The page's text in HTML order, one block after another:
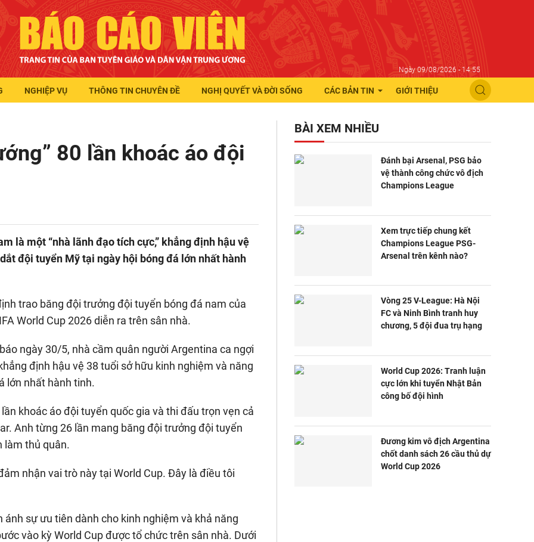
Ngày 09/08/2026 - 14:55
NGHIỆP VỤ THÔNG TIN CHUYÊN ĐỀ NGHỊ QUYẾT VÀ ĐỜI SỐNG CÁC BẢN TIN GIỚI THIỆU
80 lần khoác áo đội
là một “nhà lãnh đạo tích cực,” khẳng định hậu vệ
đội tuyển Mỹ tại ngày hội bóng đá lớn nhất hành
trao băng đội trưởng đội tuyển bóng đá nam của
World Cup 2026 diễn ra trên sân nhà.
ngày 30/5, nhà cầm quân người Argentina ca ngợi
định hậu vệ 38 tuổi sở hữu kinh nghiệm và năng
lớn nhất hành tinh.
khoác áo đội tuyển quốc gia và thi đấu trọn vẹn cả
Anh từng 26 lần mang băng đội trưởng đội tuyển
làm thủ quân.
nhận vai trò này tại World Cup. Đây là điều tôi
sự ưu tiên dành cho kinh nghiệm và khả năng
vào kỳ World Cup được tổ chức trên sân nhà. Dưới
BÀI XEM NHIỀU
Đánh bại Arsenal, PSG bảo
vệ thành công chức vô địch
Champions League
Xem trực tiếp chung kết
Champions League PSG-
Arsenal trên kênh nào?
Vòng 25 V-League: Hà Nội
FC và Ninh Bình tranh huy
chương, 5 đội đua trụ hạng
World Cup 2026: Tranh luận
cực lớn khi tuyển Nhật Bản
công bố đội hình
Đương kim vô địch Argentina
chốt danh sách 26 cầu thủ dự
World Cup 2026